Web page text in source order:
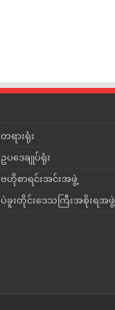
တရားရုံး
ဥပဒေချုပ်ရုံး
ဗဟိုစာရင်းအင်းအဖွဲ့
ပဲခူးတိုင်းဒေသကြီးအစိုးရအဖွဲ့